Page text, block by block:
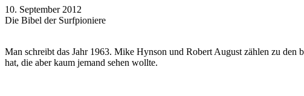
10. September 2012
Die Bibel der Surfpioniere
Man schreibt das Jahr 1963. Mike Hynson und Robert August zählen zu den
hat, die aber kaum jemand sehen wollte.